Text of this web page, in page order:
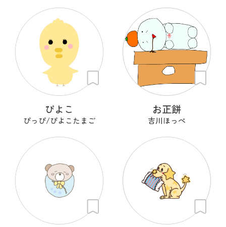
ぴよこ
ぴっぴ/ぴよこたまご
お正餅
吉川ほっぺ